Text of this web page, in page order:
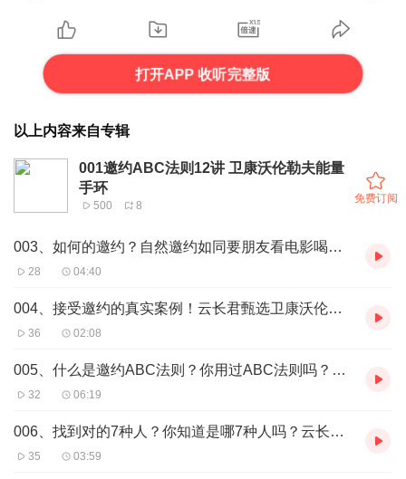
打开APP 收听完整版
以上内容来自专辑
001邀约ABC法则12讲 卫康沃伦勒夫能量
手环
500 8
免费订阅
003、如何的邀约？自然邀约如同要朋友看电影喝咖啡一样。真诚相待，轻松自然
28 04:40
004、接受邀约的真实案例！云长君甄选卫康沃伦勒夫
36 02:08
005、什么是邀约ABC法则？你用过ABC法则吗？云长君甄选
32 06:19
006、找到对的7种人？你知道是哪7种人吗？云长君甄选
35 03:59